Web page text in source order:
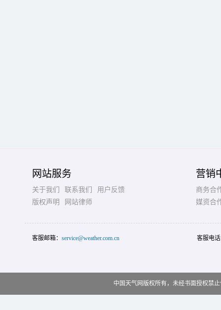
网站服务
关于我们 联系我们
用户反馈
版权声明
网站律师
营销
商务合
媒资合
客服邮箱： service@weather.com.cn 客服电
中国天气网版权所有，未经书面授权